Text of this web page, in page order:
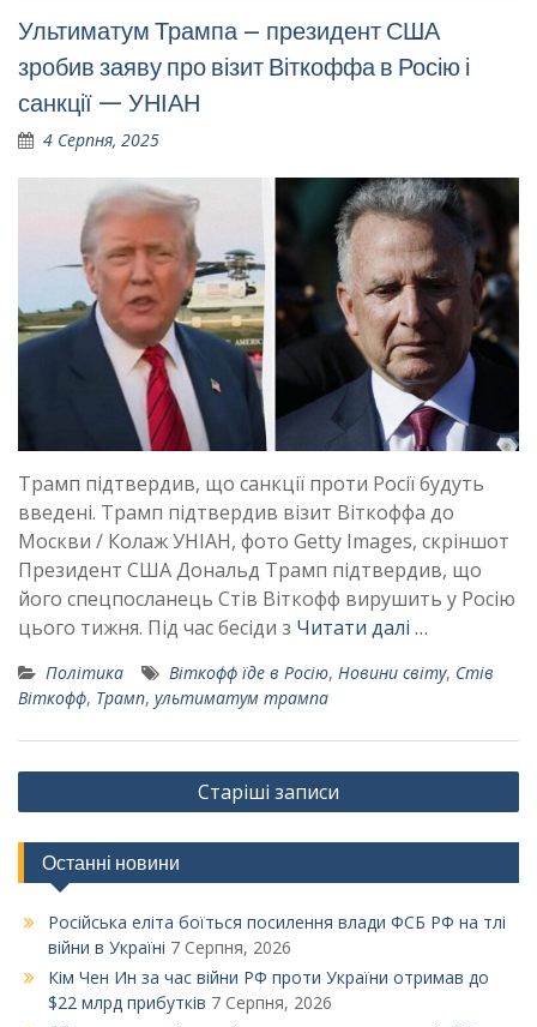
Ультиматум Трампа – президент США
зробив заяву про візит Віткоффа в Росію і
санкції — УНІАН
4 Серпня, 2025
Трамп підтвердив, що санкції проти Росії будуть
введені. Трамп підтвердив візит Віткоффа до
Москви / Колаж УНІАН, фото Getty Images, скріншот
Президент США Дональд Трамп підтвердив, що
його спецпосланець Стів Віткофф вирушить у Росію
цього тижня. Під час бесіди з Читати далі …
Політика Віткофф їде в Росію, Новини світу, Стів
Віткофф, Трамп, ультиматум трампа
Навігація
за
записами
Старіші записи
Останні новини
Російська еліта боїться посилення влади ФСБ РФ на тлі
війни в Україні 7 Серпня, 2026
Кім Чен Ин за час війни РФ проти України отримав до
$22 млрд прибутків 7 Серпня, 2026